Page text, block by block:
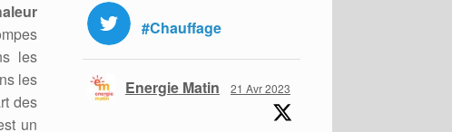
les
les
des
un
#Chauffage
Energie Matin 21 Avr 2023